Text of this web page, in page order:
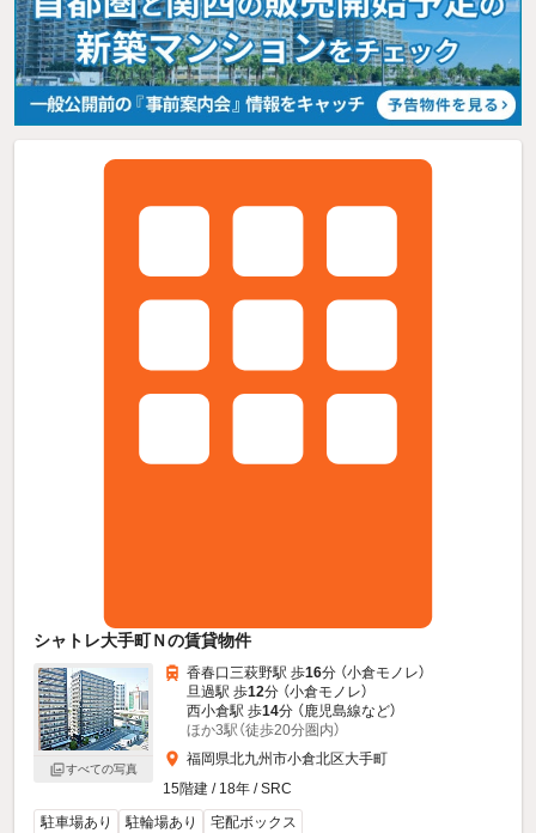
シャトレ大手町Ｎの賃貸物件
すべての写真
香春口三萩野駅 歩16分 （小倉モノレ）
旦過駅 歩12分 （小倉モノレ）
西小倉駅 歩14分 （鹿児島線など）
ほか3駅（徒歩20分圏内）
福岡県北九州市小倉北区大手町
15階建 / 18年 / SRC
駐車場あり
駐輪場あり 宅配ボックス